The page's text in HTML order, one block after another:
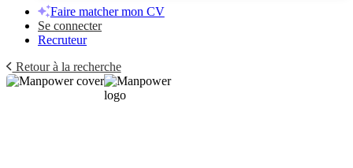
Faire matcher mon CV
Se connecter
Recruteur
Retour à la recherche